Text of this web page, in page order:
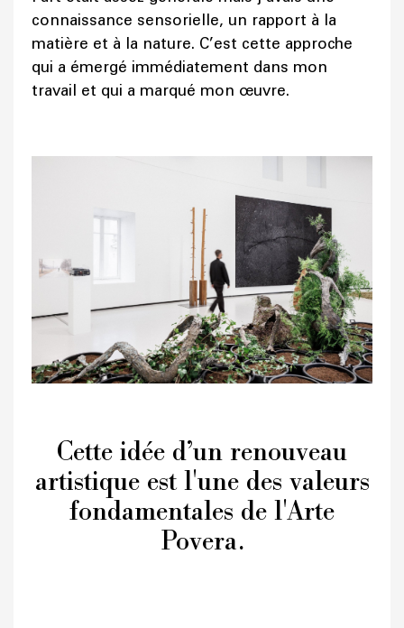
connaissance sensorielle, un rapport à la
matière et à la nature. C’est cette approche
qui a émergé immédiatement dans mon
travail et qui a marqué mon œuvre.
Cette idée d’un renouveau
artistique est l'une des valeurs
fondamentales de l'Arte
Povera.